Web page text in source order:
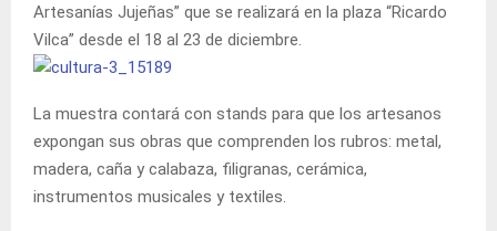
Artesanías Jujeñas” que se realizará en la plaza “Ricardo
Vilca” desde el 18 al 23 de diciembre.
La muestra contará con stands para que los artesanos
expongan sus obras que comprenden los rubros: metal,
madera, caña y calabaza, filigranas, cerámica,
instrumentos musicales y textiles.